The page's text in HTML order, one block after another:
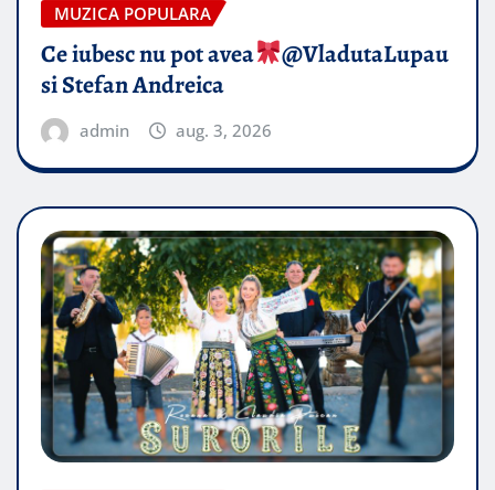
MUZICA POPULARA
Ce iubesc nu pot avea
​@VladutaLupau
si Stefan Andreica
admin aug. 3, 2026